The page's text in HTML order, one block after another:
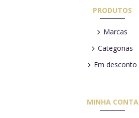
PRODUTOS
Marcas
Categorias
Em desconto
MINHA CONTA